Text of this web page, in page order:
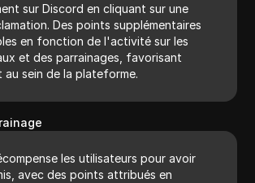
sur Discord en cliquant sur une
Des points supplémentaires
en fonction de l'activité sur les
et des parrainages, favorisant
au sein de la plateforme.
les utilisateurs pour avoir
avec des points attribués en